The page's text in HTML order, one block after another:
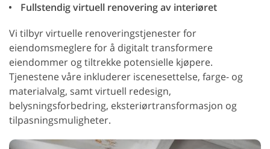
Fullstendig virtuell renovering av interiøret
Vi tilbyr virtuelle renoveringstjenester for
eiendomsmeglere for å digitalt transformere
eiendommer og tiltrekke potensielle kjøpere.
Tjenestene våre inkluderer iscenesettelse, farge- og
materialvalg, samt virtuell redesign,
belysningsforbedring, eksteriørtransformasjon og
tilpasningsmuligheter.